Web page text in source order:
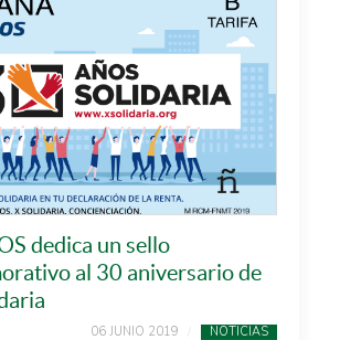
dedica un sello
al 30 aniversario de
06 JUNIO 2019 NOTICIAS